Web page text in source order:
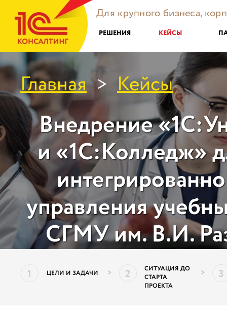
Для крупного бизнеса,
РЕШЕНИЯ КЕЙСЫ
Главная > Кейсы
Внедрение
и «1С:Колледж»
управления
СГМУ им. В.И.
1 ЦЕЛИ И ЗАДАЧИ > 2
СИТУАЦИЯ ДО
СТАРТА
ПРОЕКТА
> 3